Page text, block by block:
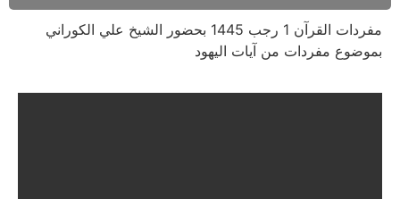
مفردات القرآن 1 رجب 1445 بحضور الشيخ علي الكوراني
بموضوع مفردات من آيات اليهود